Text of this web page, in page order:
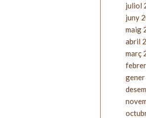
juliol
juny
maig
abril
març